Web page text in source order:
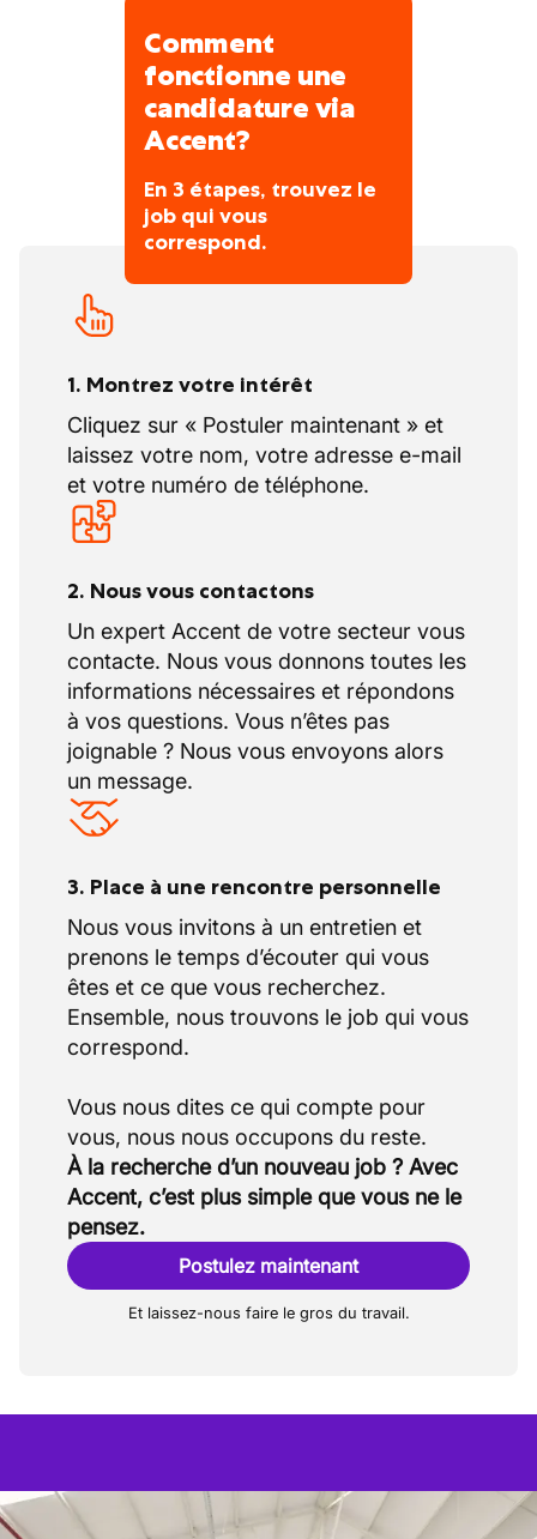
Comment
fonctionne une
candidature via
Accent?
En 3 étapes, trouvez le
job qui vous
correspond.
1. Montrez votre intérêt
Cliquez sur « Postuler maintenant » et
laissez votre nom, votre adresse e-mail
et votre numéro de téléphone.
2. Nous vous contactons
Un expert Accent de votre secteur vous
contacte. Nous vous donnons toutes les
informations nécessaires et répondons
à vos questions. Vous n’êtes pas
joignable ? Nous vous envoyons alors
un message.
3. Place à une rencontre personnelle
Nous vous invitons à un entretien et
prenons le temps d’écouter qui vous
êtes et ce que vous recherchez.
Ensemble, nous trouvons le job qui vous
correspond.
Vous nous dites ce qui compte pour
À la recherche d’un nouveau job ? Avec
Accent, c’est plus simple que vous ne le
pensez.
Postulez maintenant
Et laissez-nous faire le gros du travail.